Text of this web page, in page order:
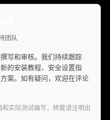
团队
写和审核。我们持续跟踪
的安装教程、安全设置指
案。如有疑问，欢迎在评论
实际测试编写，转载请注明出